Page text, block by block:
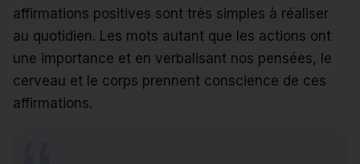
affirmations positives sont très simples à réaliser
au quotidien. Les mots autant que les actions ont
une importance et en verbalisant nos pensées, le
cerveau et le corps prennent conscience de ces
affirmations.